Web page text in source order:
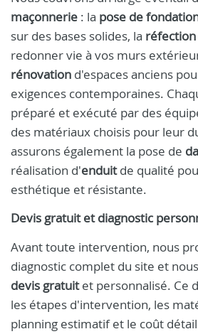
maçonnerie : la pose de
sur des bases solides, la réfection
redonner vie à vos murs
rénovation d'espaces anciens
exigences contemporaines.
préparé et exécuté par des
des matériaux choisis pour leur
assurons également la pose de
réalisation d'enduitde qualité
esthétique et résistante.
Devis gratuit et diagnostic
Avant toute intervention, nous
diagnostic complet du site et
devis gratuitet personnalisé. Ce
les étapes d'intervention, les
planning estimatif et le coût